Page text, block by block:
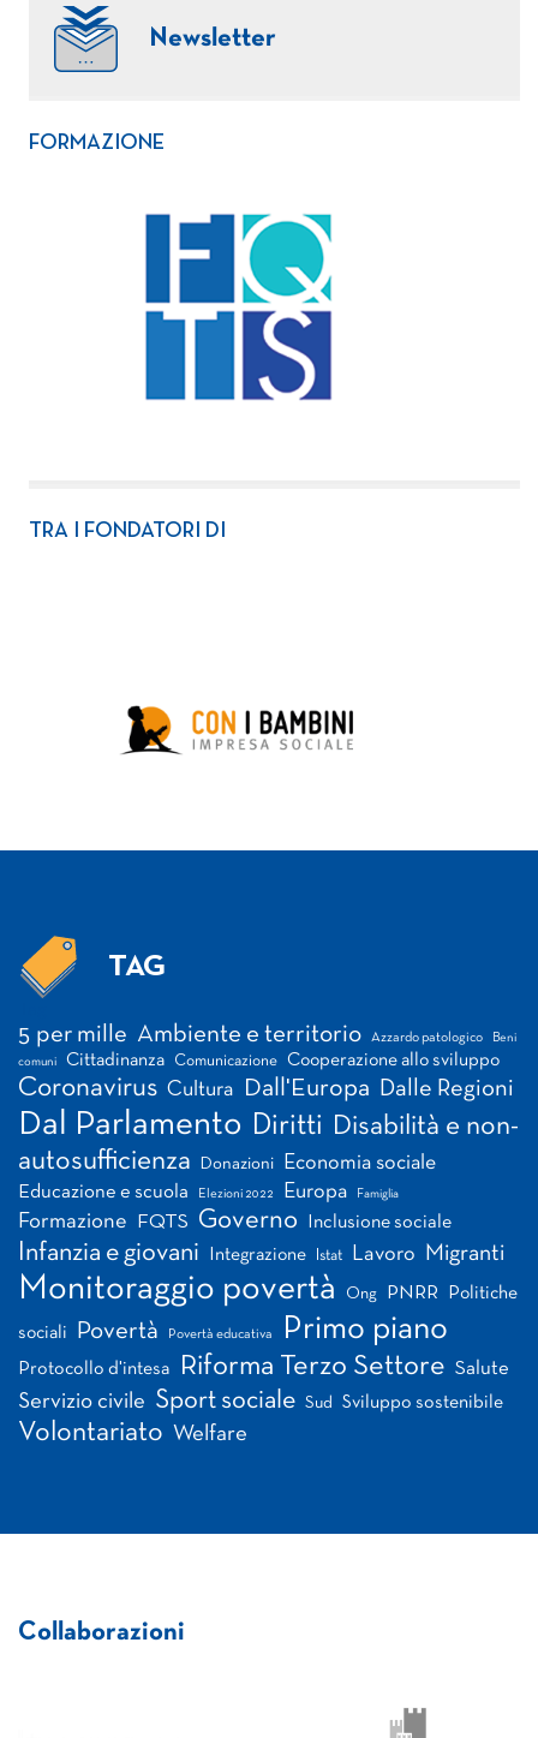
Newsletter
FORMAZIONE
TRA I FONDATORI DI
TAG
5 per mille Ambiente e territorio Azzardo patologico Beni
comuni Cittadinanza Comunicazione Cooperazione allo sviluppo
Coronavirus Cultura Dall'Europa Dalle Regioni
Dal Parlamento Diritti Disabilità e non-
autosufficienza
Donazioni Economia sociale
Educazione e scuola Elezioni 2022 Europa Famiglia
Formazione FQTS Governo Inclusione sociale
Infanzia e giovani Integrazione Istat Lavoro Migranti
Monitoraggio povertà Ong PNRR Politiche
sociali Povertà Povertà educativa Primo piano
Protocollo d'intesa Riforma Terzo Settore Salute
Servizio civile Sport sociale Sud Sviluppo sostenibile
Volontariato Welfare
Collaborazioni